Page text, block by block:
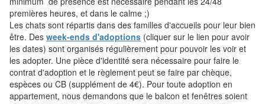
premières heures, et dans le calme ;)
Les chats sont répartis dans des familles d'accueils pour leur bien
être. Des week-ends d'adoptions (cliquer sur le lien pour avoir
les dates) sont organisés régulièrement pour pouvoir les voir et
les adopter. Une pièce d'identité sera nécessaire pour faire le
contrat d'adoption et le règlement peut se faire par chèque,
espèces ou CB (supplément de 4€). Pour toute adoption en
appartement, nous demandons que le balcon et fenêtres soient